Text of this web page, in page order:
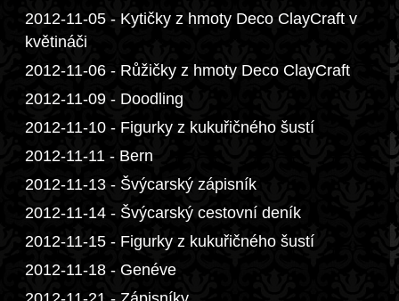
2012-11-05 - Kytičky z hmoty Deco ClayCraft v
květináči
2012-11-06 - Růžičky z hmoty Deco ClayCraft
2012-11-09 - Doodling
2012-11-10 - Figurky z kukuřičného šustí
2012-11-11 - Bern
2012-11-13 - Švýcarský zápisník
2012-11-14 - Švýcarský cestovní deník
2012-11-15 - Figurky z kukuřičného šustí
2012-11-18 - Genéve